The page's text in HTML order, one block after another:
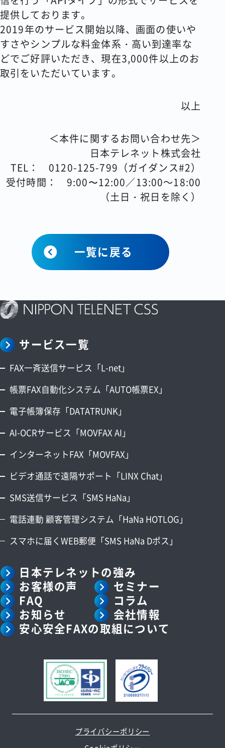
提供しております。
2019年のサービス開始以降、画面の使いや
すさやシンプルな料金体系・高い到達率な
どでご好評いただき、現在3,000件以上のお
取引をいただいています。
以上
＜本件に関するお問い合わせ先＞
日本テレネット株式会社
TEL： 0120-125-799（ガイダンス#2）
受付時間： 9:00〜12:00／13:00～18:00
（土日・祝日を除く）
一覧に戻る
サービス一覧
FAX一斉送信サービス「L-net」
帳票FAX自動化システム「AUTO帳票EX」
電子帳簿保存「DATATRUNK」
AI-OCRサービス「MOVFAX AI」
インターネットFAX「MOVFAX」
ビデオ通話で遠隔サポート「LINX Chat」
SMS送信サービス「SMS HaNa」
電話連動 顧客管理システム「HaNa HOTLOG」
スマホに届くWEB郵便「SMS HaNa Dポス」
日本テレネットの強み
お客様の声
セミナー
FAQ
コラム
お知らせ
会社情報
安心安全FAXの取組について
プライバシーポリシー